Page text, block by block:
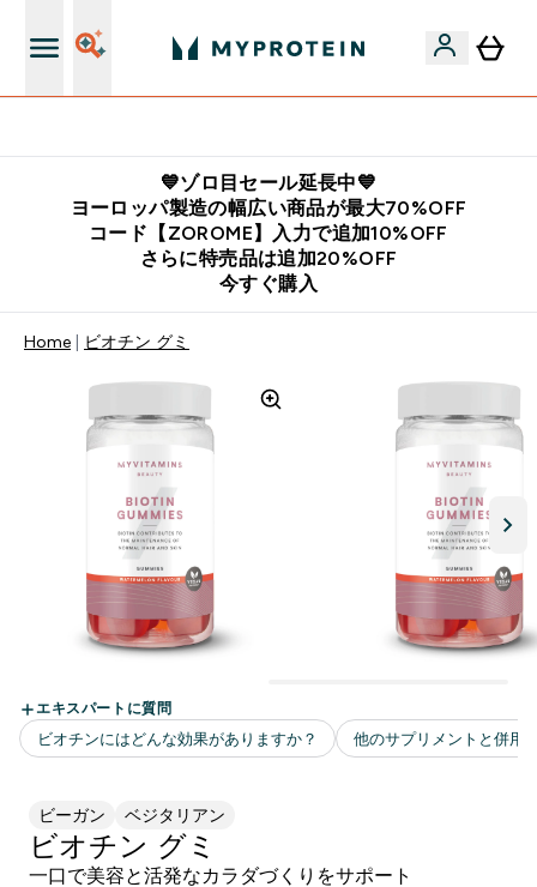
💙ゾロ目セール延長中💙
ヨーロッパ製造の幅広い商品が最大70%OFF
コード【ZOROME】入力で追加10%OFF
さらに特売品は追加20%OFF
今すぐ購入
Home ビオチン グミ
ビーガン ベジタリアン
ビオチン グミ
一口で美容と活発なカラダづくりをサポート